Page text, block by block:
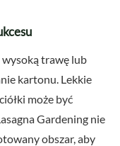
trawę lub
kartonu. Lekkie
może być
Gardening nie
obszar, aby